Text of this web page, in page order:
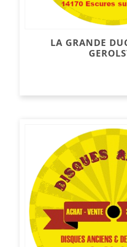
LA GRANDE